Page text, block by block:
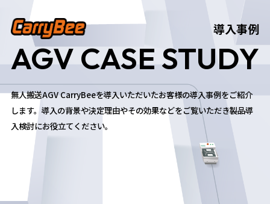
導入事例
AGV CASE STUDY
無人搬送AGV CarryBeeを導入いただいたお客様の導入事例をご紹介
します。導入の背景や決定理由やその効果などをご覧いただき製品導
入検討にお役立てください。